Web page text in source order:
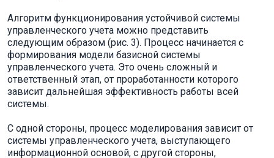
Алгоритм функционирования устойчивой системы
управленческого учета можно представить
следующим образом (рис. 3). Процесс начинается с
формирования модели базисной системы
управленческого учета. Это очень сложный и
ответственный этап, от проработанности которого
зависит дальнейшая эффективность работы всей
системы.
С одной стороны, процесс моделирования зависит от
системы управленческого учета, выступающего
информационной основой, с другой стороны,